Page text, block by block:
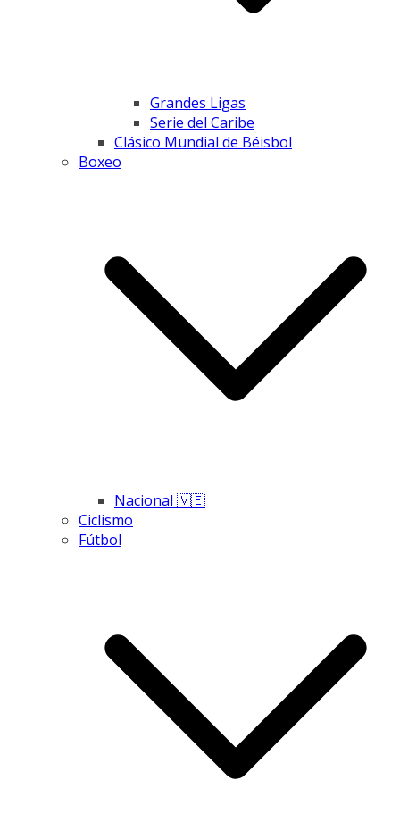
Grandes Ligas
Serie del Caribe
Clásico Mundial de Béisbol
Boxeo
Nacional 🇻🇪
Ciclismo
Fútbol